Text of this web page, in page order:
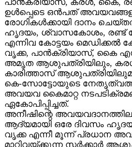
പാൻക്രിയാസ്, കരൾ, കൈ,
ഉൾപ്പെടെ ഒൻപത്
രോഗികൾക്കായി ദാനം
ഹൃദയം, ശ്വാസകോശം, രണ്ട്
എന്നിവ കോട്ടയം മെഡിക്കൽ
വൃക്ക, പാൻക്രിയാസ്, കൈ
അമൃത ആശുപത്രിയിലും, കരൾ
കാരിത്താസ്
കെ-സോട്ടോയുടെ
അവയവ കൈമാറ്റ
ഏകോപിപ്പിച്ചത്.
അനീഷിന്റെ
ആദ്യമായി ഒരേ ദിവസം
വൃക്ക എന്നീ മൂന്ന് പ്രധാന
മാറ്റിവയ്ക്കുന്ന സർക്കാർ